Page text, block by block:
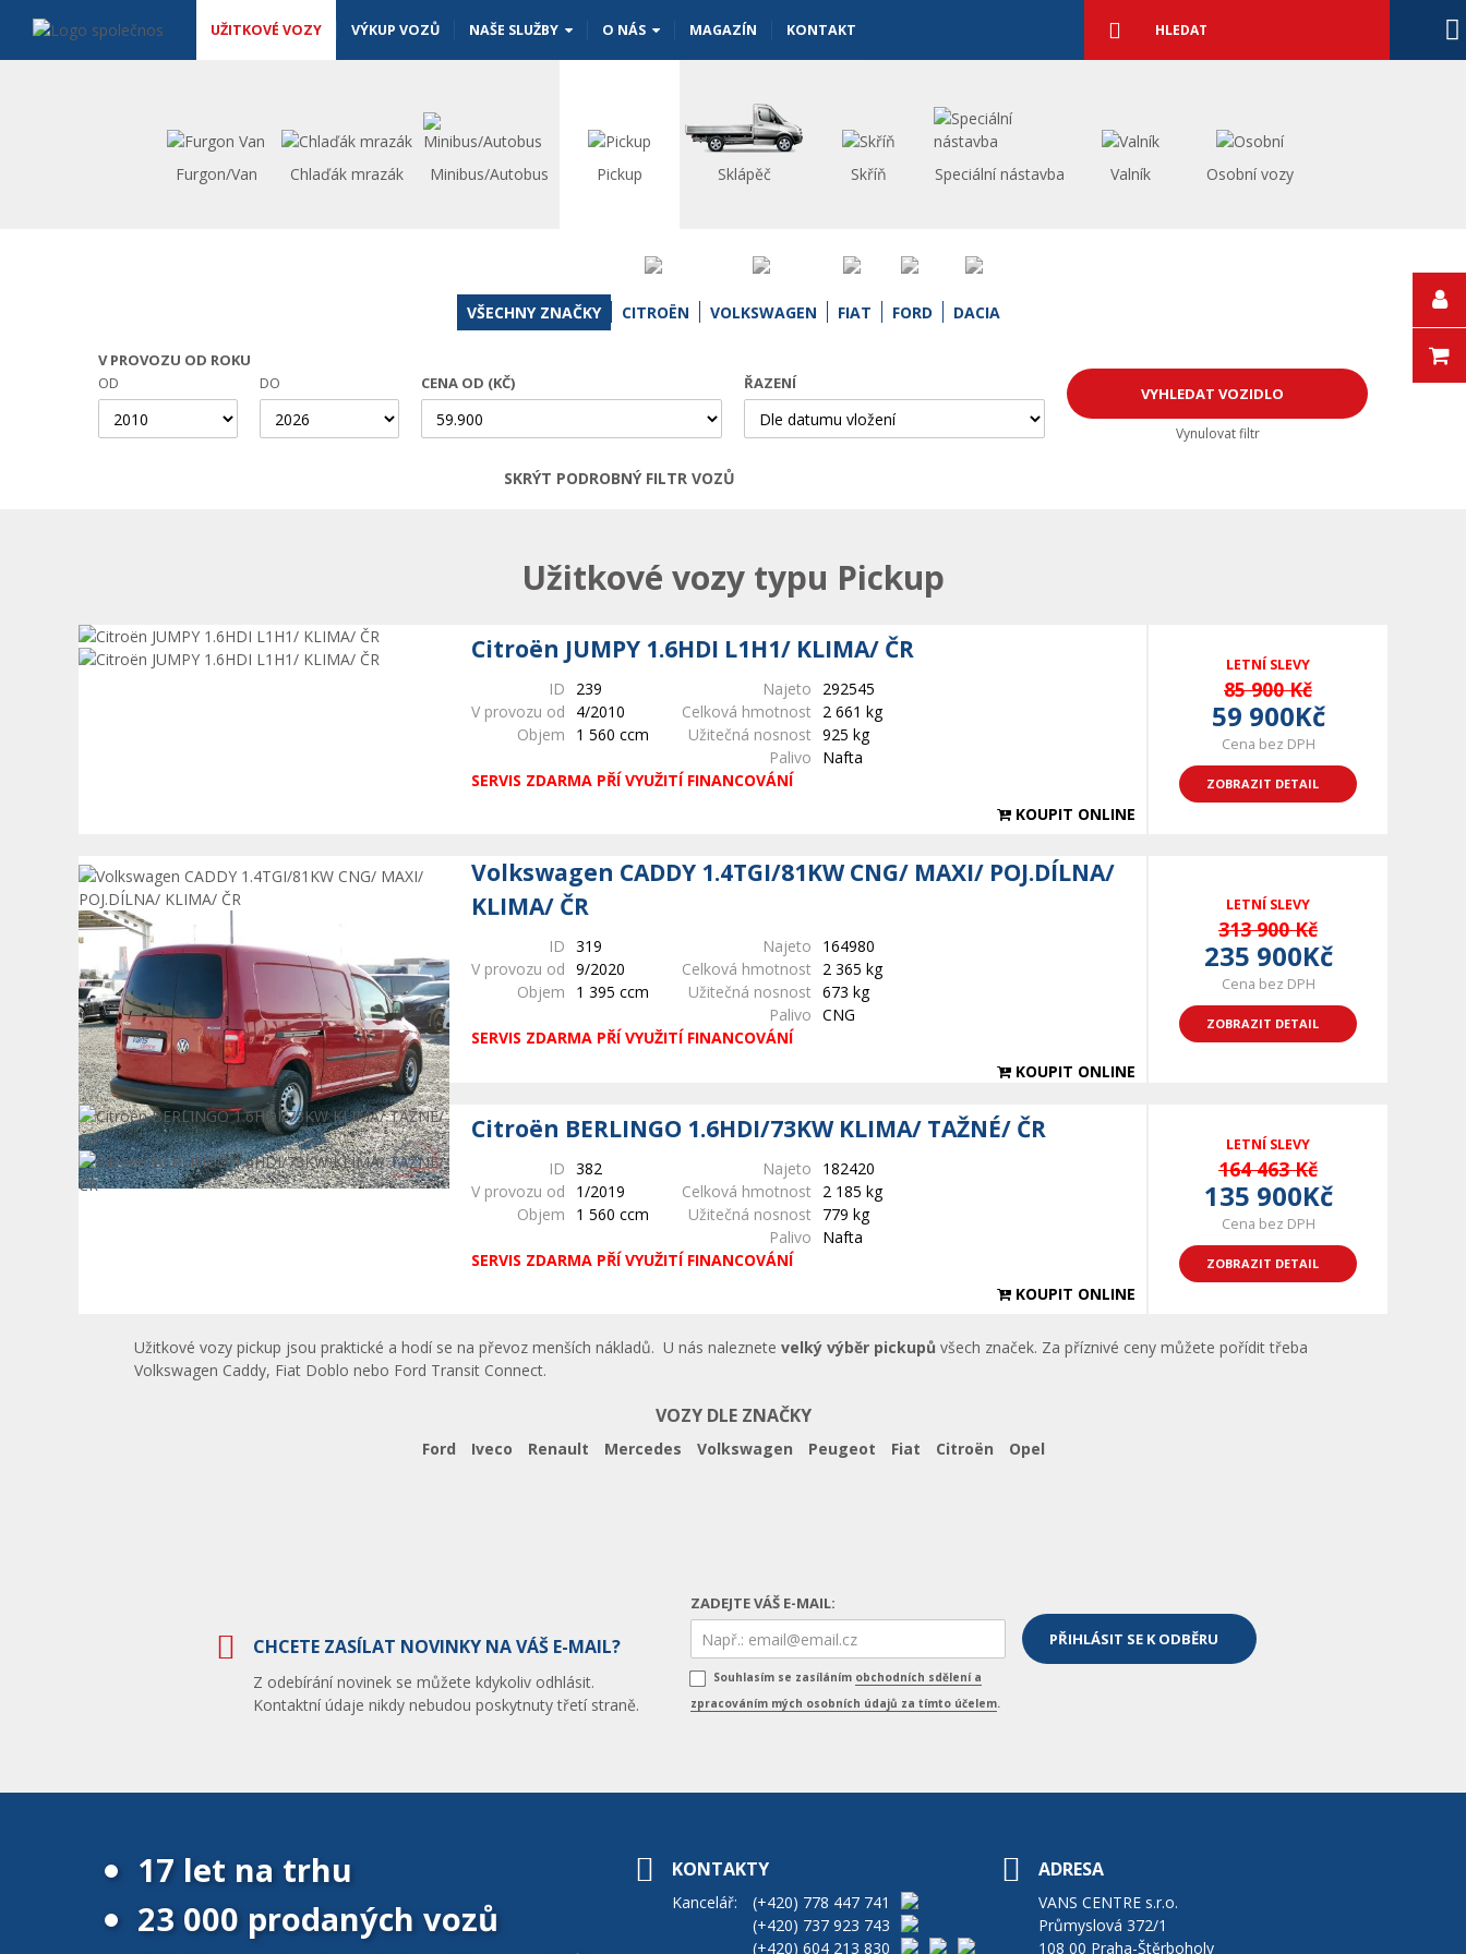
UŽITKOVÉ VOZY VÝKUP VOZŮ NAŠE SLUŽBY O NÁS MAGAZÍN KONTAKT vyhledávání
Vyhledat
Furgon/Van Chlaďák mrazák Minibus/Autobus Pickup Sklápěč Skříň Speciální nástavba Valník Osobní vozy
VŠECHNY ZNAČKY CITROËN VOLKSWAGEN FIAT FORD DACIA
V PROVOZU OD ROKU
OD
DO CENA OD (KČ) ŘAZENÍ
Vynulovat filtr
SKRÝT PODROBNÝ FILTR VOZŮ
Užitkové vozy typu Pickup
Citroën JUMPY 1.6HDI L1H1/ KLIMA/ ČR
ID 239 Najeto
292545
V provozu od
4/2010 Celková hmotnost
2 661 kg
Objem
1 560 ccm Užitečná nosnost 925 kg
Palivo
Nafta
SERVIS ZDARMA PŘÍ VYUŽITÍ FINANCOVÁNÍ
KOUPIT ONLINE
LETNÍ SLEVY
85 900 Kč
59 900Kč
Cena bez DPH
ZOBRAZIT DETAIL
Volkswagen CADDY 1.4TGI/81KW CNG/ MAXI/ POJ.DÍLNA/
KLIMA/ ČR
ID 319 Najeto
164980
V provozu od 9/2020 Celková hmotnost
2 365 kg
Objem
1 395 ccm Užitečná nosnost 673 kg
Palivo CNG
SERVIS ZDARMA PŘÍ VYUŽITÍ FINANCOVÁNÍ
KOUPIT ONLINE
LETNÍ SLEVY
313 900 Kč
235 900Kč
Cena bez DPH
ZOBRAZIT DETAIL
Citroën BERLINGO 1.6HDI/73KW KLIMA/ TAŽNÉ/ ČR
ID 382 Najeto
182420
V provozu od
1/2019 Celková hmotnost
2 185 kg
Objem
1 560 ccm Užitečná nosnost
779 kg
Palivo
Nafta
SERVIS ZDARMA PŘÍ VYUŽITÍ FINANCOVÁNÍ
KOUPIT ONLINE
LETNÍ SLEVY
164 463 Kč
135 900Kč
Cena bez DPH
ZOBRAZIT DETAIL
Užitkové vozy pickup jsou praktické a hodí se na převoz menších nákladů. U nás naleznetevelký výběr pickupů všech značek. Za příznivé ceny můžete pořídit třeba
Volkswagen Caddy, Fiat Doblo nebo Ford Transit Connect.
VOZY DLE ZNAČKY
Ford Iveco Renault Mercedes Volkswagen Peugeot Fiat Citroën Opel
CHCETE ZASÍLAT NOVINKY NA VÁŠ E-MAIL?
Z odebírání novinek se můžete kdykoliv odhlásit.
Kontaktní údaje nikdy nebudou poskytnuty třetí straně.
ZADEJTE VÁŠ E-MAIL:
Souhlasím se zasíláním obchodních sdělení a
zpracováním mých osobních údajů za tímto účelem.
17 let na trhu
23 000 prodaných vozů
KONTAKTY
Kancelář: (+420) 778 447 741
(+420) 737 923 743
(+420) 604 213 830
ADRESA
VANS CENTRE s.r.o.
Průmyslová 372/1
108 00 Praha-Štěrboholy